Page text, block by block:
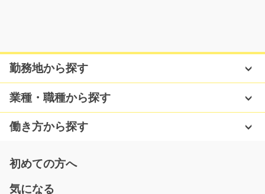
水栓金具や蛇口の外観検査業務です。研磨後の磨き残し
長期（3ヶ月以上）
時給1200円
岐阜県関市
勤務地から探す
業種・職種から探す
働き方から探す
初めての方へ
気になる